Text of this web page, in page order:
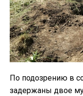
По подозрению в
задержаны двое